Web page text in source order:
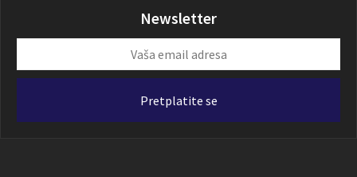
Newsletter
email
Pretplatite se